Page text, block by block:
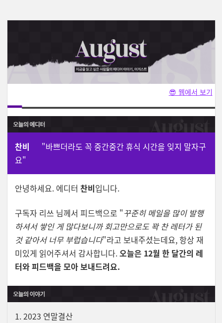
😎 웹에서 보기
찬비 "바쁘더라도 꼭 중간중간 휴식 시간을 잊지 말자구
요"
안녕하세요. 에디터 찬비입니다.
구독자 리쓰 님께서 피드백으로 "꾸준히 메일을 많이 발행
하셔서 쌓인 게 많다보니까 회고만으로도 꽉 찬 레터가 된
것 같아서 너무 부럽습니다"라고 보내주셨는데요, 항상 재
미있게 읽어주셔서 감사합니다.오늘은 12월 한 달간의 레
터와 피드백을 모아 보내드려요.
1.2023 연말결산